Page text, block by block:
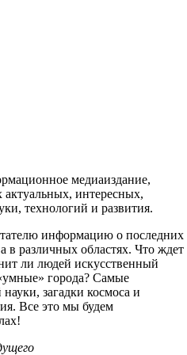
медиаиздание,
интересных,
технологий и развития.
информацию о последних
в различных областях. Что ждет
ли людей искусственный
города? Самые
загадки космоса и
Все это мы будем